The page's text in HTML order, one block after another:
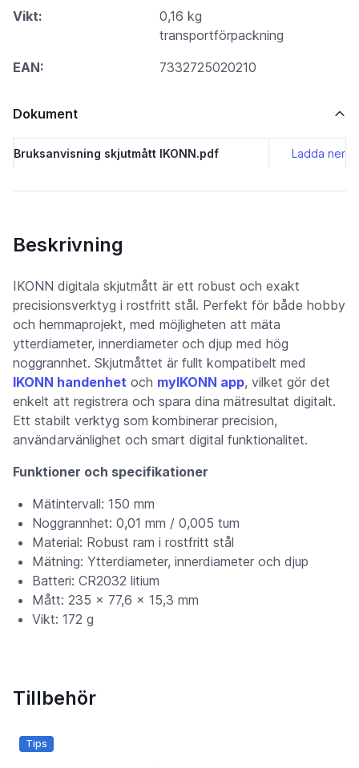
Vikt:
0,16 kg
transportförpackning
EAN:
7332725020210
Dokument
Bruksanvisning skjutmått IKONN.pdf Ladda ner
Beskrivning
IKONN digitala skjutmått är ett robust och exakt
precisionsverktyg i rostfritt stål. Perfekt för både hobby
och hemmaprojekt, med möjligheten att mäta
ytterdiameter, innerdiameter och djup med hög
noggrannhet. Skjutmåttet är fullt kompatibelt med
IKONN handenhet och myIKONN app, vilket gör det
enkelt att registrera och spara dina mätresultat digitalt.
Ett stabilt verktyg som kombinerar precision,
användarvänlighet och smart digital funktionalitet.
Funktioner och specifikationer
Mätintervall: 150 mm
Noggrannhet: 0,01 mm / 0,005 tum
Material: Robust ram i rostfritt stål
Mätning: Ytterdiameter, innerdiameter och djup
Batteri: CR2032 litium
Mått: 235 × 77,6 × 15,3 mm
Vikt: 172 g
Tillbehör
Tips